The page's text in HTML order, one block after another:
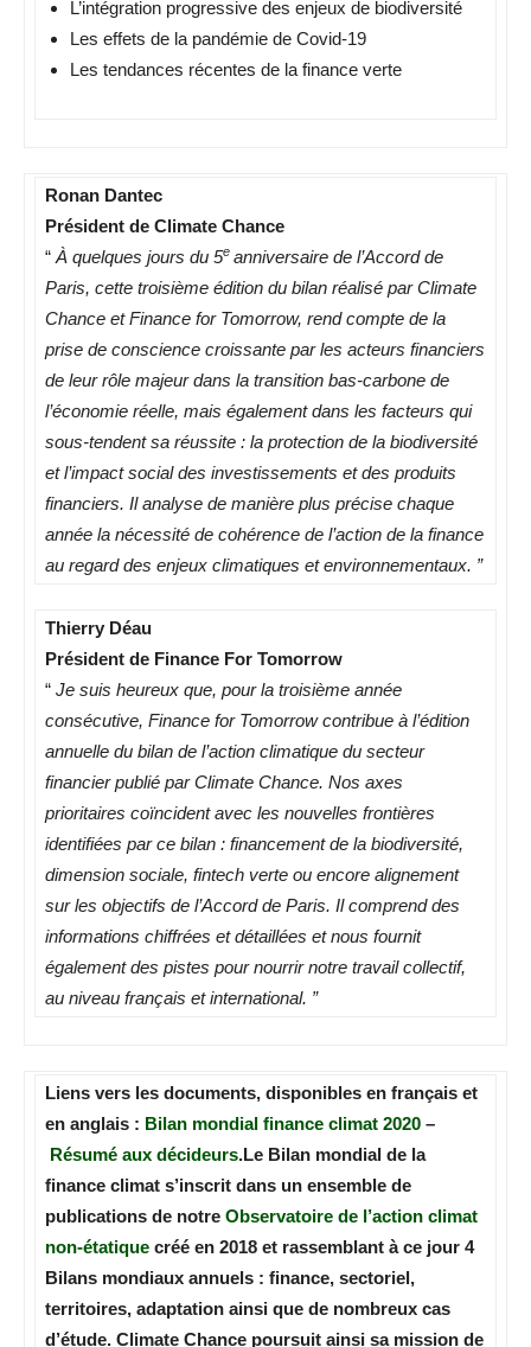
L’intégration progressive des enjeux de biodiversité
Les effets de la pandémie de Covid-19
Les tendances récentes de la finance verte
Ronan Dantec
Président de Climate Chance
“ À quelques jours du 5e anniversaire de l’Accord de
Paris, cette troisième édition du bilan réalisé par Climate
Chance et Finance for Tomorrow, rend compte de la
prise de conscience croissante par les acteurs financiers
de leur rôle majeur dans la transition bas-carbone de
l’économie réelle, mais également dans les facteurs qui
sous-tendent sa réussite : la protection de la biodiversité
et l’impact social des investissements et des produits
financiers. Il analyse de manière plus précise chaque
année la nécessité de cohérence de l’action de la finance
au regard des enjeux climatiques et environnementaux. ”
Thierry Déau
Président de Finance For Tomorrow
“ Je suis heureux que, pour la troisième année
consécutive, Finance for Tomorrow contribue à l’édition
annuelle du bilan de l’action climatique du secteur
financier publié par Climate Chance. Nos axes
prioritaires coïncident avec les nouvelles frontières
identifiées par ce bilan : financement de la biodiversité,
dimension sociale, fintech verte ou encore alignement
sur les objectifs de l’Accord de Paris. Il comprend des
informations chiffrées et détaillées et nous fournit
également des pistes pour nourrir notre travail collectif,
au niveau français et international. ”
Liens vers les documents, disponibles en français et
en anglais : Bilan mondial finance climat 2020 –
Résumé aux décideurs.Le Bilan mondial de la
finance climat s’inscrit dans un ensemble de
publications de notre Observatoire de l’action climat
non-étatique créé en 2018 et rassemblant à ce jour 4
Bilans mondiaux annuels : finance, sectoriel,
territoires, adaptation ainsi que de nombreux cas
d’étude. Climate Chance poursuit ainsi sa mission de